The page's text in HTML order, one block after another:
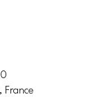
France